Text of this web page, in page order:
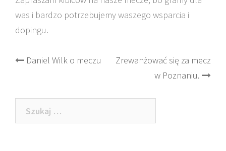
was i bardzo potrzebujemy waszego wsparcia i
dopingu.
Post
Daniel Wilk o meczu
Zrewanżować się za mecz
w Poznaniu.
Szukaj: